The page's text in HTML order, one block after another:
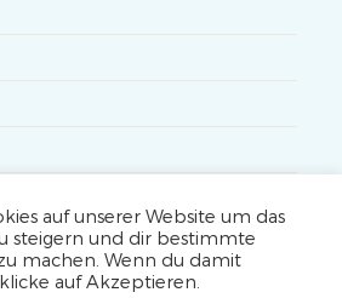
Storno-Bedingungen
auf unserer Website um das
steigern und dir bestimmte
machen. Wenn du damit
auf Akzeptieren.